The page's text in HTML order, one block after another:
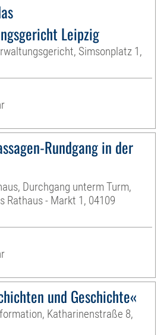
Leipzig
Simsonplatz 1,
Rundgang in der
Durchgang unterm Turm,
Rathaus - Markt 1, 04109
und Geschichte«
Katharinenstraße 8,